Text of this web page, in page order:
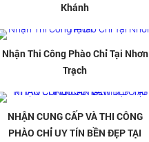
Khánh
Nhận Thi Công Phào Chỉ Tại Nhơn
Trạch
NHẬN CUNG CẤP VÀ THI CÔNG
PHÀO CHỈ UY TÍN BỀN ĐẸP TẠI